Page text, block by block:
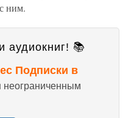
ним.
аудиокниг! 📚
Подписки в
неограниченным